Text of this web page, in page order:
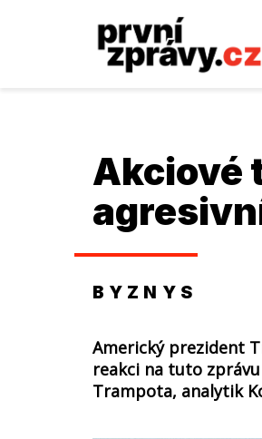
Akciové
BYZNYS
Americký prezident
reakci na tuto
Trampota, analytik